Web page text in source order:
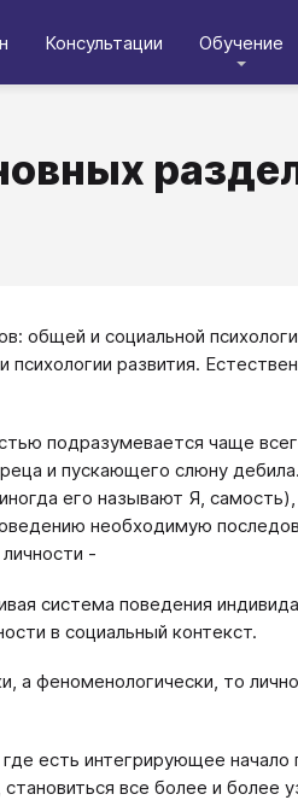
Консультации Обучение
общей и социальной
психологии развития.
подразумевается чаще
и пускающего слюну
его называют Я,
необходимую
-
система поведения
в социальный контекст.
а феноменологически, то
есть интегрирующее начало
все более и более